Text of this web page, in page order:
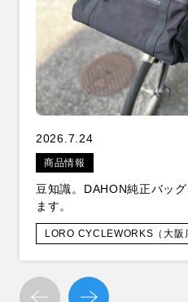
2026.7.24
商品情報
豆知識。DAHON純正バッ
ます。
LORO CYCLEWORKS（大阪